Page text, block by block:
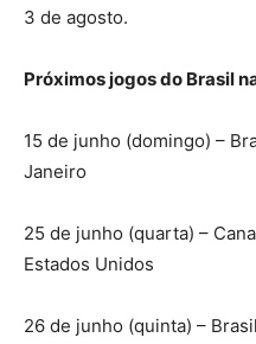
3 de agosto.
Próximos jogos do Brasil
15 de junho (domingo) –
Janeiro
25 de junho (quarta) –
Estados Unidos
26 de junho (quinta) –